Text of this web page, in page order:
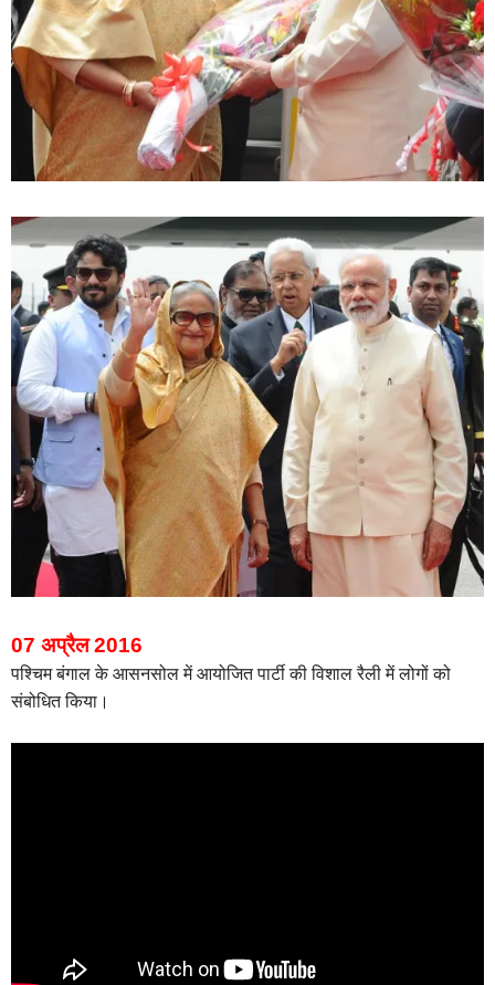
07 अप्रैल 2016
पश्चिम बंगाल के आसनसोल में आयोजित पार्टी की विशाल रैली में लोगों को
संबोधित किया।